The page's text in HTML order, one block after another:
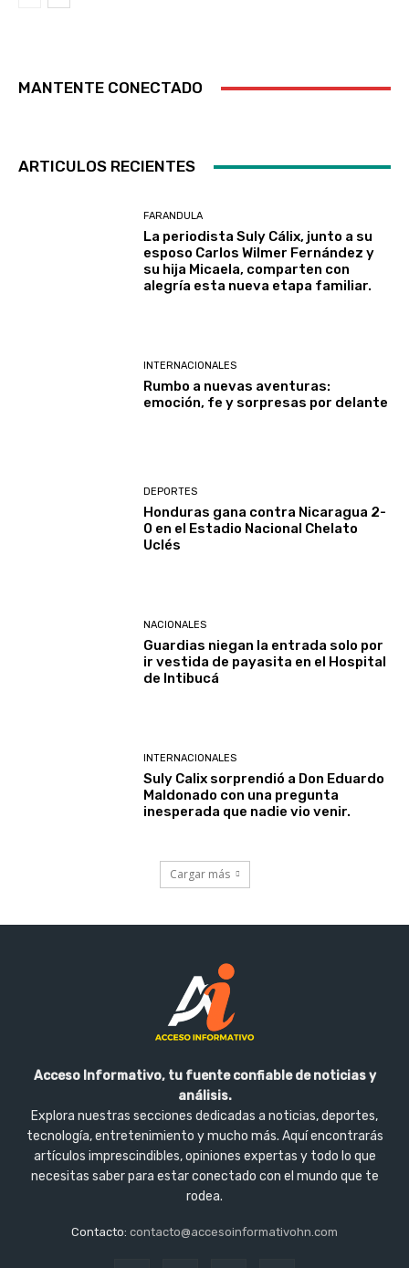
MANTENTE CONECTADO
ARTICULOS RECIENTES
FARANDULA
La periodista Suly Cálix, junto a su
esposo Carlos Wilmer Fernández y
su hija Micaela, comparten con
alegría esta nueva etapa familiar.
INTERNACIONALES
Rumbo a nuevas aventuras:
emoción, fe y sorpresas por delante
DEPORTES
Honduras gana contra Nicaragua 2-
0 en el Estadio Nacional Chelato
Uclés
NACIONALES
Guardias niegan la entrada solo por
ir vestida de payasita en el Hospital
de Intibucá
INTERNACIONALES
Suly Calix sorprendió a Don Eduardo
Maldonado con una pregunta
inesperada que nadie vio venir.
Cargar más
Acceso Informativo, tu fuente confiable de noticias y
análisis.
Explora nuestras secciones dedicadas a noticias, deportes,
tecnología, entretenimiento y mucho más. Aquí encontrarás
artículos imprescindibles, opiniones expertas y todo lo que
necesitas saber para estar conectado con el mundo que te
rodea.
Contacto: contacto@accesoinformativohn.com